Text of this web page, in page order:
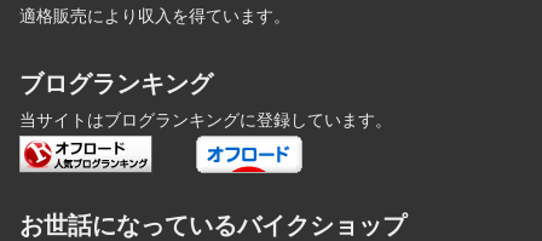
適格販売により収入を得ています。
ブログランキング
当サイトはブログランキングに登録しています。
お世話になっているバイクショップ